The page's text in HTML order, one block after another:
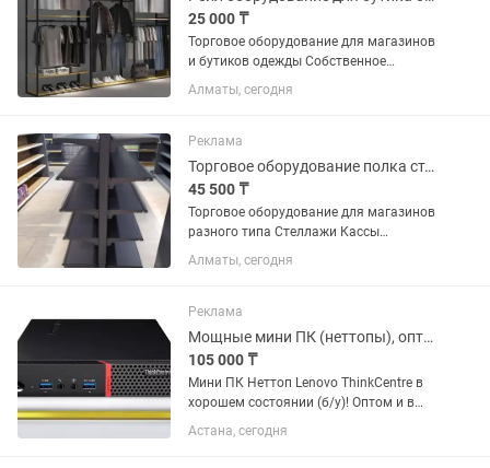
25 000 ₸
Торговое оборудование для магазинов
и бутиков одежды Собственное
производство Полимерно-порошковое
покрытие 3Д дизайн Модели под
Также оборудование для...
Алматы, сегодня
Реклама
Торговое оборудование полка стеллаж витрина касса магазина холодильник
45 500 ₸
Торговое оборудование для магазинов
разного типа Стеллажи Кассы
Холодильники Морозильники
Автоматизация И др Доставка.
Алматы, сегодня
Реклама
Мощные мини ПК (неттопы), оптом. Разные характеристики
105 000 ₸
Мини ПК Неттоп Lenovo ThinkCentre в
хорошем состоянии (б/у)! Оптом и в
розницу. В наличии разные модели. •
Процессор: Intel Core i5-6500T •
Астана, сегодня